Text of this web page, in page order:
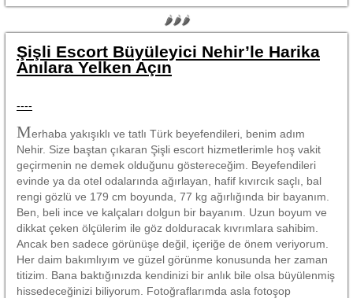
🌶🌶🌶
Şişli Escort Büyüleyici Nehir’le Harika
Anılara Yelken Açın
----
Merhaba yakışıklı ve tatlı Türk beyefendileri, benim adım
Nehir. Size baştan çıkaran Şişli escort hizmetlerimle hoş vakit
geçirmenin ne demek olduğunu göstereceğim. Beyefendileri
evinde ya da otel odalarında ağırlayan, hafif kıvırcık saçlı, bal
rengi gözlü ve 179 cm boyunda, 77 kg ağırlığında bir bayanım.
Ben, beli ince ve kalçaları dolgun bir bayanım. Uzun boyum ve
dikkat çeken ölçülerim ile göz dolduracak kıvrımlara sahibim.
Ancak ben sadece görünüşe değil, içeriğe de önem veriyorum.
Her daim bakımlıyım ve güzel görünme konusunda her zaman
titizim. Bana baktığınızda kendinizi bir anlık bile olsa büyülenmiş
hissedeceğinizi biliyorum. Fotoğraflarımda asla fotoşop